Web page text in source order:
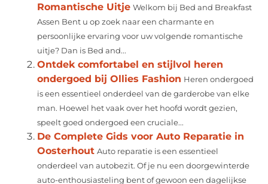
Romantische Uitje Welkom bij Bed and Breakfast
Assen Bent u op zoek naar een charmante en
persoonlijke ervaring voor uw volgende romantische
uitje? Dan is Bed and...
Ontdek comfortabel en stijlvol heren
ondergoed bij Ollies Fashion Heren ondergoed
is een essentieel onderdeel van de garderobe van elke
man. Hoewel het vaak over het hoofd wordt gezien,
speelt goed ondergoed een cruciale...
De Complete Gids voor Auto Reparatie in
Oosterhout Auto reparatie is een essentieel
onderdeel van autobezit. Of je nu een doorgewinterde
auto-enthousiasteling bent of gewoon een dagelijkse